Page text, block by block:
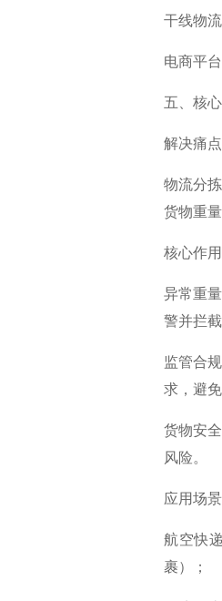
干线物
电商平
五、核
解决痛
物流分
货物重
核心作
异常重
警并拦
监管合
求，避
货物安
风险。
应用场
航空快
裹）；